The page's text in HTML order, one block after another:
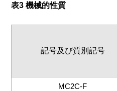
表3 機械的性質
記号及び質別記号
MC2C-F